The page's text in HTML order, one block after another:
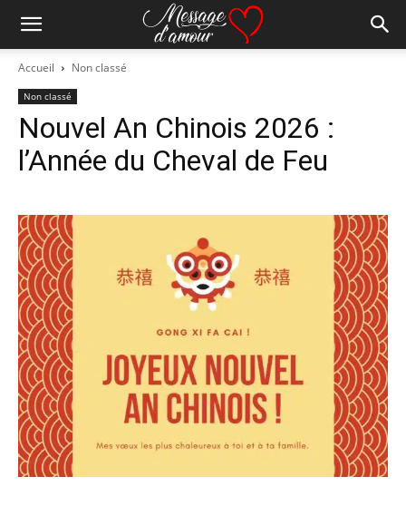
Accueil Non classé
Non classé
Nouvel An Chinois 2026 :
l’Année du Cheval de Feu